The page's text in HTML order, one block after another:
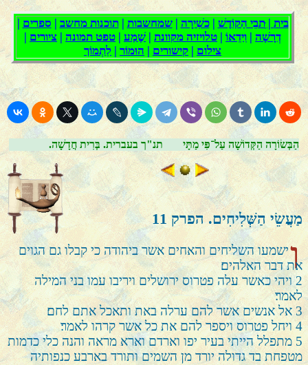
.תנ"ך בעברית. בְּרִית חֲדָשָׁה הַבְּשׂוֹרָה הַקְּדוֹשָׁה עַל־פִּי מַתָּי
מַעֲשֵׂי הַשְּׁלִיחִים. הפרק11
וישמעו השליחים והאחים אשר ביהודה כי קבלו גם הגוים
את דבר האלהים׃
2 ויהי כאשר עלה פטרוס ירושלים ויריבו עמו בני המילה
לאמר׃
3 אל אנשים אשר להם ערלה באת ותאכל אתם לחם׃
4 ויחל פטרוס ויספר להם את כל אשר קרהו לאמר׃
5 מתפלל הייתי בעיר יפו וארדם וארא מראה והנה כלי כדמות
מטפחת בד גדולה יורד מן השמים ותורד בארבע כנפותיה